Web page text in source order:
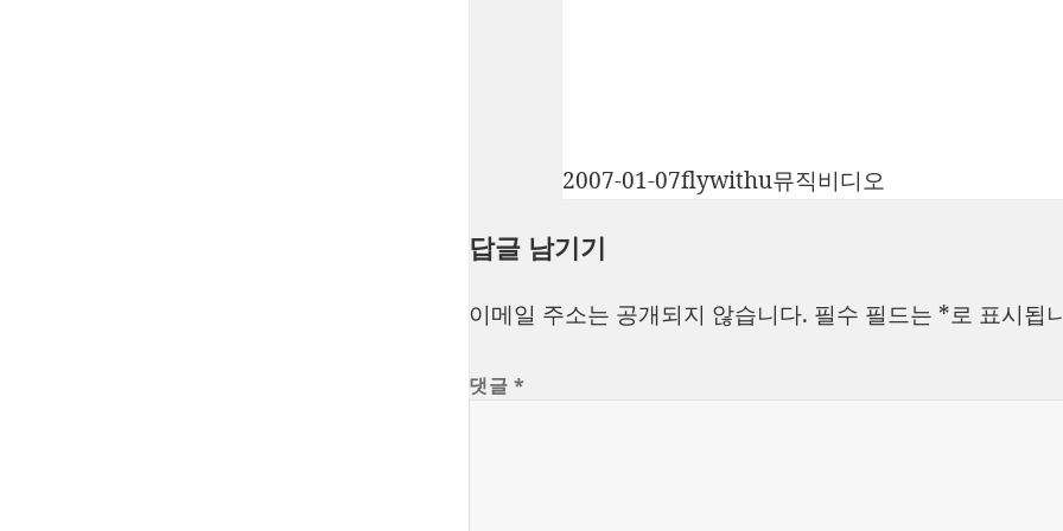
작
일
2007-01-07글
flywithu카
뮤직비디오
답글 남기기
이메일 주소는 공개되지 않습니다. 필수 필드는 *로 표시됩
댓글*